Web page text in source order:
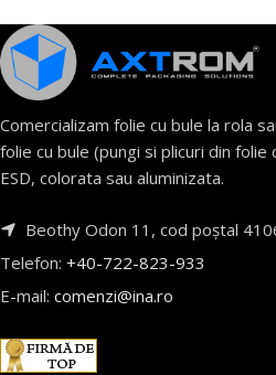
Comercializam folie cu bule la rola
folie cu bule (pungi si plicuri din folie
ESD, colorata sau aluminizata.
Beothy Odon 11, cod poștal
Telefon: +40-722-823-933
E-mail: comenzi@ina.ro